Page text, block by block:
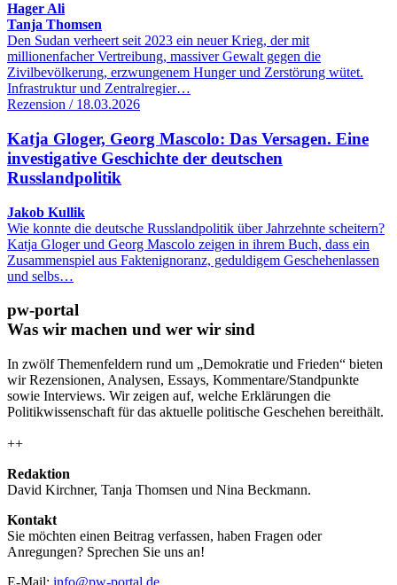
Hager Ali
Tanja Thomsen
Den Sudan verheert seit 2023 ein neuer Krieg, der mit
millionenfacher Vertreibung, massiver Gewalt gegen die
Zivilbevölkerung, erzwungenem Hunger und Zerstörung wütet.
Infrastruktur und Zentralregier…
Rezension / 18.03.2026
Katja Gloger, Georg Mascolo: Das Versagen. Eine
investigative Geschichte der deutschen
Russlandpolitik
Jakob Kullik
Wie konnte die deutsche Russlandpolitik über Jahrzehnte scheitern?
Katja Gloger und Georg Mascolo zeigen in ihrem Buch, dass ein
Zusammenspiel aus Faktenignoranz, geduldigem Geschehenlassen
und selbs…
pw-portal
Was wir machen und wer wir sind
In zwölf Themenfeldern rund um „Demokratie und Frieden“ bieten
wir Rezensionen, Analysen, Essays, Kommentare/Standpunkte
sowie Interviews. Wir zeigen auf, welche Erklärungen die
Politikwissenschaft für das aktuelle politische Geschehen bereithält.
++
Redaktion
David Kirchner, Tanja Thomsen und Nina Beckmann.
Kontakt
Sie möchten einen Beitrag verfassen, haben Fragen oder
Anregungen? Sprechen Sie uns an!
E-Mail: info@pw-portal.de